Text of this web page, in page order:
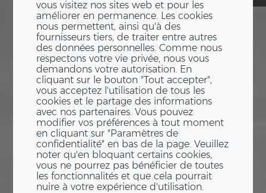
vous visitez nos sites web et pour les
améliorer en permanence. Les cookies
nous permettent, ainsi qu'à des
fournisseurs tiers, de traiter entre autres
des données personnelles. Comme nous
respectons votre vie privée, nous vous
demandons votre autorisation. En
cliquant sur le bouton "Tout accepter",
vous acceptez l'utilisation de tous les
cookies et le partage des informations
avec nos partenaires. Vous pouvez
modifier vos préférences à tout moment
en cliquant sur "Paramètres de
confidentialité" en bas de la page. Veuillez
noter qu'en bloquant certains cookies,
vous ne pourrez pas bénéficier de toutes
les fonctionnalités et que cela pourrait
nuire à votre expérience d'utilisation.